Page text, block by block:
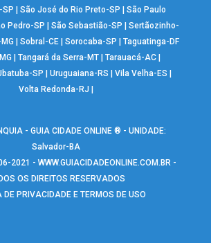
SP
|São José do Rio Preto-SP |São Paulo
Pedro-SP |São Sebastião-SP |Sertãozinho-
|Sobral-CE |Sorocaba-SP |Taguatinga-DF
Tangará da Serra-MT| Tarauacá-AC|
SP |Uruguaiana-RS |Vila Velha-ES
Volta Redonda-RJ
- GUIA CIDADE ONLINE ® - UNIDADE:
Salvador-BA
2021 -WWW.GUIACIDADEONLINE.COM.BR -
OS DIREITOS RESERVADOS
DE PRIVACIDADE E TERMOS DE USO